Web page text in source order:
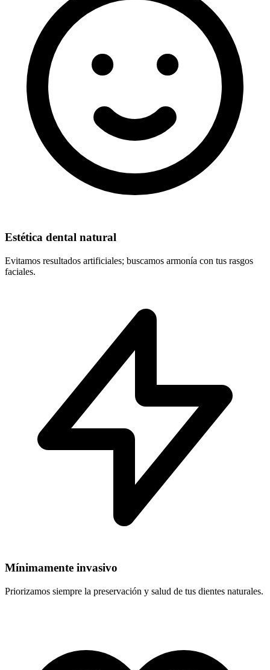
Estética dental natural
Evitamos resultados artificiales; buscamos armonía con tus rasgos
faciales.
Mínimamente invasivo
Priorizamos siempre la preservación y salud de tus dientes naturales.